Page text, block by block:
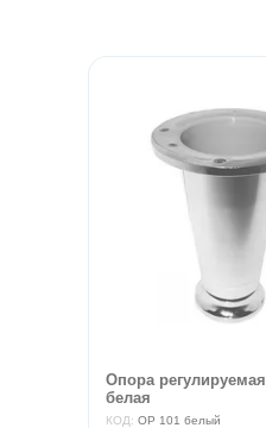
Опора
белая
КОД: ОР 101 белый